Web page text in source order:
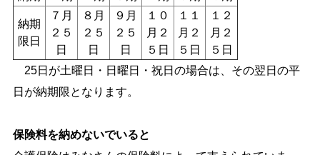
納期
限日
７月
２５
日
８月
２５
日
９月
２５
日
１０
月２
５日
１１
月２
５日
１２
月２
５日
25日が土曜日・日曜日・祝日の場合は、その翌日の平
日が納期限となります。
保険料を納めないでいると